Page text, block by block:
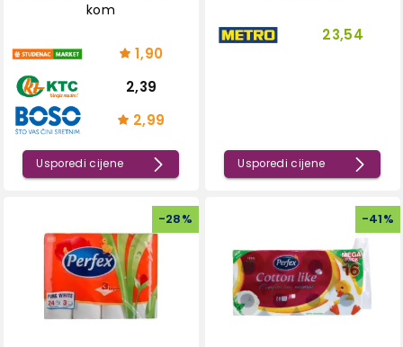
kom
1,90
2,39
2,99
Usporedi cijene
23,54
Usporedi cijene
-28% -41%